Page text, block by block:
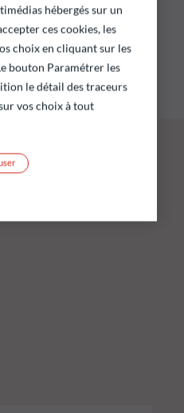
le temps.
ne
hébergés sur un
ces cookies, les
choix en cliquant sur les
bouton Paramétrer les
le détail des traceurs
vos choix à tout